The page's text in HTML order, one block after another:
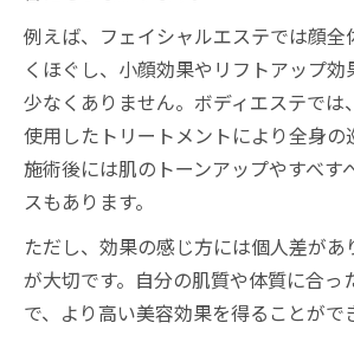
悩みに合わせたエステ施術
安心して通えるリラクゼー
条件
エステ体験談から学ぶサロ
エステで理想の癒しを得るた
例えば、フェイシャルエステでは顔全
くほぐし、小顔効果やリフトアップ効
少なくありません。ボディエステでは
使用したトリートメントにより全身の
施術後には肌のトーンアップやすべす
スもあります。
ただし、効果の感じ方には個人差があ
が大切です。自分の肌質や体質に合っ
で、より高い美容効果を得ることがで